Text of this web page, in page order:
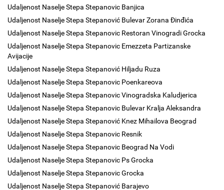
Udaljenost Naselje Stepa Stepanovic Banjica
Udaljenost Naselje Stepa Stepanović Bulevar Zorana Đinđića
Udaljenost Naselje Stepa Stepanovic Restoran Vinogradi Grocka
Udaljenost Naselje Stepa Stepanovic Emezzeta Partizanske
Avijacije
Udaljenost Naselje Stepa Stepanović Hiljadu Ruza
Udaljenost Naselje Stepa Stepanovic Poenkareova
Udaljenost Naselje Stepa Stepanovic Vinogradska Kaludjerica
Udaljenost Naselje Stepa Stepanovic Bulevar Kralja Aleksandra
Udaljenost Naselje Stepa Stepanović Knez Mihailova Beograd
Udaljenost Naselje Stepa Stepanovic Resnik
Udaljenost Naselje Stepa Stepanovic Beograd Na Vodi
Udaljenost Naselje Stepa Stepanovic Ps Grocka
Udaljenost Naselje Stepa Stepanovic Grocka
Udaljenost Naselje Stepa Stepanović Barajevo